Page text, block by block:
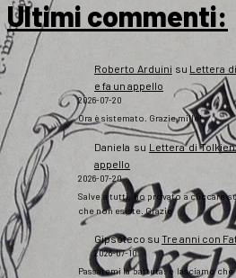
Ultimi commenti:
Roberto Arduini su Lettera
e fa un appello
2026-07-20
Ora è sistemato. Grazie mille!
Daniela su Lettera di
appello
2026-07-20
Salve a tutti, ho provato a cliccare
che non esiste. Grazie
Gipsoteco su Tre anni con
2026-07-10
Passatemi la battuta: e lasciamo